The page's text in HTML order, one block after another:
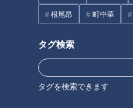
根尾昂 町中華
タグ検索
タグを検索できます
タグ
グルメ